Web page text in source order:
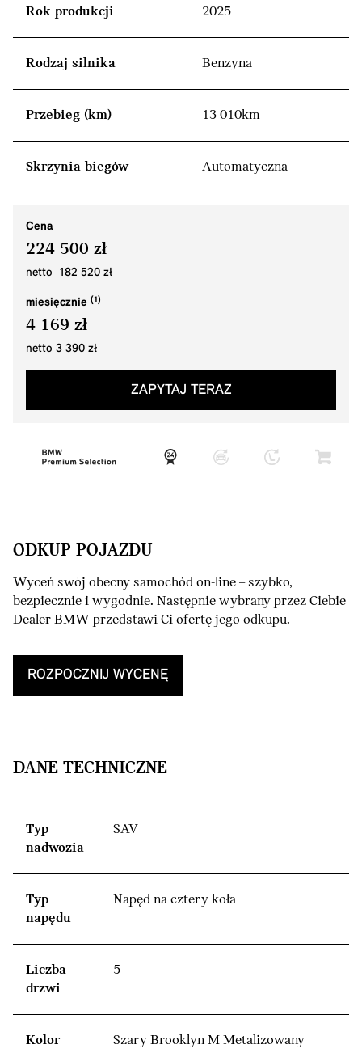
Rok produkcji 2025
Rodzaj silnika Benzyna
Przebieg (km) 13 010km
Skrzynia biegów Automatyczna
Cena
224 500 zł
netto 182 520 zł
miesięcznie
4 169 zł
netto 3 390 zł
ZAPYTAJ TERAZ
ODKUP POJAZDU
Wyceń swój obecny samochód on-line – szybko,
bezpiecznie i wygodnie. Następnie wybrany przez Ciebie
Dealer BMW przedstawi Ci ofertę jego odkupu.
ROZPOCZNIJ WYCENĘ
DANE TECHNICZNE
Typ
nadwozia
SAV
Typ
napędu
Napęd na cztery koła
Liczba
drzwi
5
Kolor Szary Brooklyn M Metalizowany